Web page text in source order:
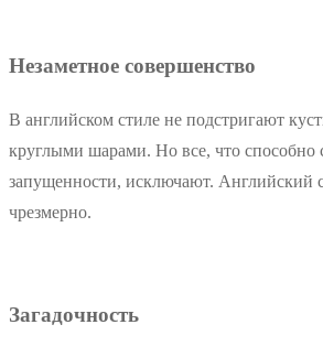
Незаметное совершенство
В английском стиле не подстригают
круглыми шарами. Но все, что способно
запущенности, исключают. Английский
чрезмерно.
Загадочность